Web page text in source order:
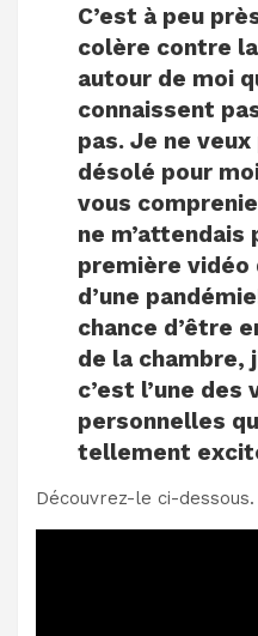
C’est à peu
colère contre
autour de moi
connaissent
pas. Je ne
désolé pour
vous
ne m’attendais
première vidéo
d’une
chance d’être
de la chambre,
c’est l’une
personnelles
tellement
Découvrez-le ci-dessous.